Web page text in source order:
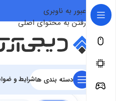
عبور به ناوبری
رفتن به محتوای اصلی
دسته بندی هاشرایط و
فروشگاه تجهیزات رایانه و